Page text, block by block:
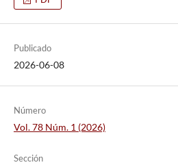
Publicado
2026-06-08
Número
Vol. 78 Núm. 1 (2026)
Sección